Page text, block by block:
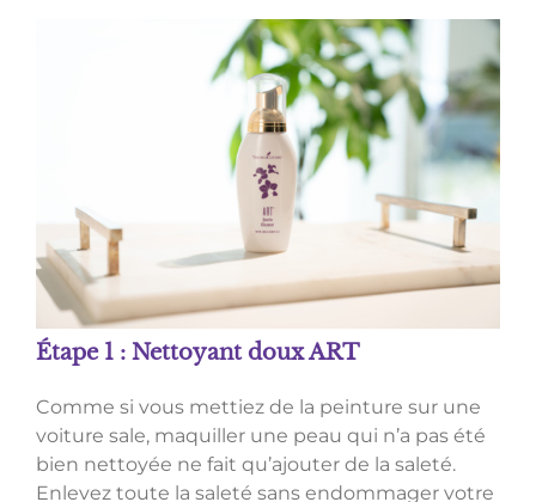
Étape 1 : Nettoyant doux ART
Comme si vous mettiez de la peinture sur une
voiture sale, maquiller une peau qui n’a pas été
bien nettoyée ne fait qu’ajouter de la saleté.
Enlevez toute la saleté sans endommager votre